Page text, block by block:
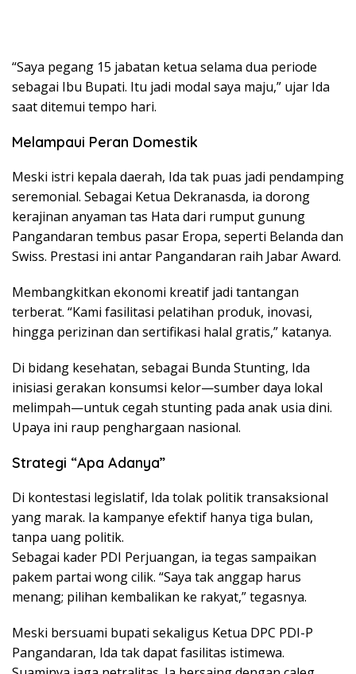
“Saya pegang 15 jabatan ketua selama dua periode
sebagai Ibu Bupati. Itu jadi modal saya maju,” ujar Ida
saat ditemui tempo hari.
Melampaui Peran Domestik
Meski istri kepala daerah, Ida tak puas jadi pendamping
seremonial. Sebagai Ketua Dekranasda, ia dorong
kerajinan anyaman tas Hata dari rumput gunung
Pangandaran tembus pasar Eropa, seperti Belanda dan
Swiss. Prestasi ini antar Pangandaran raih Jabar Award.
Membangkitkan ekonomi kreatif jadi tantangan
terberat. “Kami fasilitasi pelatihan produk, inovasi,
hingga perizinan dan sertifikasi halal gratis,” katanya.
Di bidang kesehatan, sebagai Bunda Stunting, Ida
inisiasi gerakan konsumsi kelor—sumber daya lokal
melimpah—untuk cegah stunting pada anak usia dini.
Upaya ini raup penghargaan nasional.
Strategi “Apa Adanya”
Di kontestasi legislatif, Ida tolak politik transaksional
yang marak. Ia kampanye efektif hanya tiga bulan,
tanpa uang politik.
Sebagai kader PDI Perjuangan, ia tegas sampaikan
pakem partai wong cilik. “Saya tak anggap harus
menang; pilihan kembalikan ke rakyat,” tegasnya.
Meski bersuami bupati sekaligus Ketua DPC PDI-P
Pangandaran, Ida tak dapat fasilitas istimewa.